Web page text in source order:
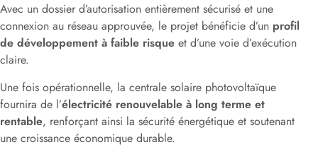
Avec un dossier d’autorisation entièrement sécurisé et une
connexion au réseau approuvée, le projet bénéficie d’un profil
de développement à faible risque et d’une voie d’exécution
claire.
Une fois opérationnelle, la centrale solaire photovoltaïque
fournira de l’électricité renouvelable à long terme et
rentable, renforçant ainsi la sécurité énergétique et soutenant
une croissance économique durable.